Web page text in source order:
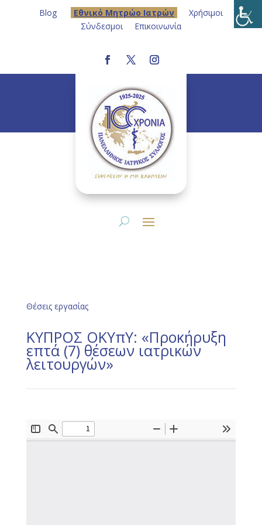
Blog Eθνικό Μητρώο Ιατρών
Χρήσιμοι
Σύνδεσμοι
Επικοινωνία
Θέσεις εργασίας
ΚΥΠΡΟΣ ΟΚΥπΥ: «Προκήρυξη
επτά (7) θέσεων ιατρικών
λειτουργών»